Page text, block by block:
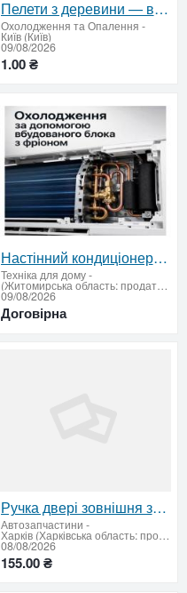
Пелети з деревини — відвантаження від 22 тонн
Охолодження та Опалення -
Київ (Київ)
09/08/2026
1.00 ₴
Настінний кондиціонер Domotec 2000 Вт — охолодження та обігрів до 40 м²
Техніка для дому-
(Житомирська область: продати купити)
09/08/2026
Договірна
Ручка двері зовнішня задня ліва Ланос
Автозапчастини -
Харків (Харківська область: продати купити)
08/08/2026
155.00 ₴